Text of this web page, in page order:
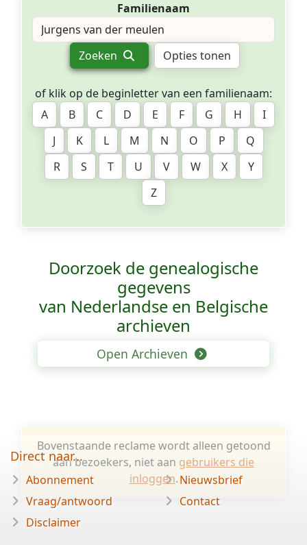
Familienaam
Zoeken Opties tonen
of klik op de beginletter van een familienaam:
A
B C D E F G H
I
J
K L M N O P
Q
R
S T U V W X
Y
Z
Doorzoek de genealogische
gegevens
van Nederlandse en Belgische
archieven
Open Archieven
Bovenstaande reclame wordt alleen getoond
aan bezoekers, niet aan gebruikers die
inloggen.
Direct naar...
Abonnement
Vraag/antwoord
Disclaimer
Nieuwsbrief
Contact